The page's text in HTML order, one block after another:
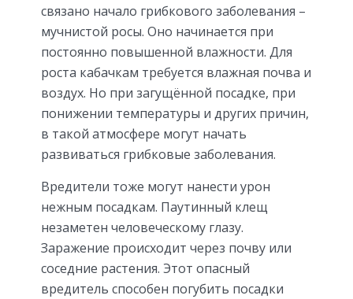
связано начало грибкового заболевания –
мучнистой росы. Оно начинается при
постоянно повышенной влажности. Для
роста кабачкам требуется влажная почва и
воздух. Но при загущённой посадке, при
понижении температуры и других причин,
в такой атмосфере могут начать
развиваться грибковые заболевания.
Вредители тоже могут нанести урон
нежным посадкам. Паутинный клещ
незаметен человеческому глазу.
Заражение происходит через почву или
соседние растения. Этот опасный
вредитель способен погубить посадки